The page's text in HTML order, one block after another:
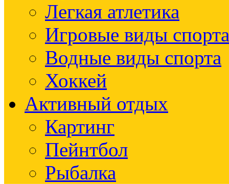
Легкая атлетика
Игровые виды спорта
Водные виды спорта
Хоккей
Активный отдых
Картинг
Пейнтбол
Рыбалка